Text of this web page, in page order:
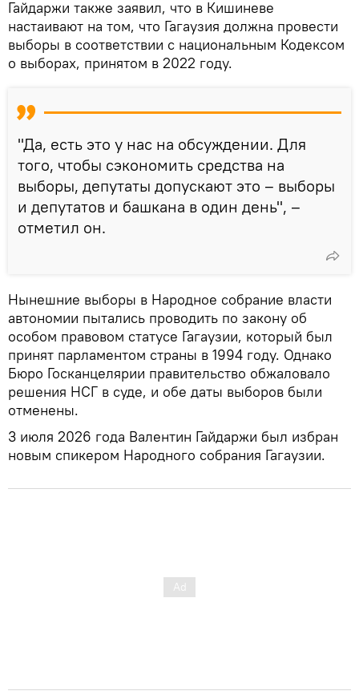
Гайдаржи также заявил, что в Кишиневе
настаивают на том, что Гагаузия должна провести
выборы в соответствии с национальным Кодексом
о выборах, принятом в 2022 году.
"Да, есть это у нас на обсуждении. Для
того, чтобы сэкономить средства на
выборы, депутаты допускают это – выборы
и депутатов и башкана в один день", –
отметил он.
Нынешние выборы в Народное собрание власти
автономии пытались проводить по закону об
особом правовом статусе Гагаузии, который был
принят парламентом страны в 1994 году. Однако
Бюро Госканцелярии правительство обжаловало
решения НСГ в суде, и обе даты выборов были
отменены.
3 июля 2026 года Валентин Гайдаржи был избран
новым спикером Народного собрания Гагаузии.